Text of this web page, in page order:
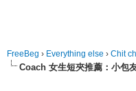
FreeBeg › Everything else › Chit
Coach 女生短夾推薦：小包